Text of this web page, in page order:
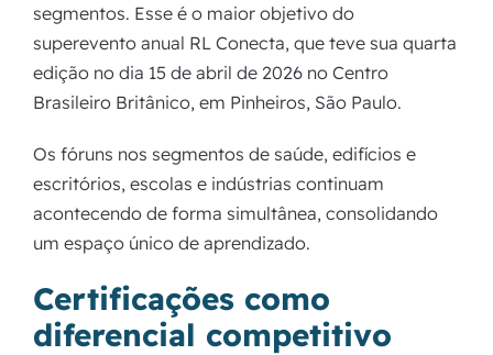
segmentos. Esse é o maior objetivo do
superevento anual RL Conecta, que teve sua quarta
edição no dia 15 de abril de 2026 no Centro
Brasileiro Britânico, em Pinheiros, São Paulo.
Os fóruns nos segmentos de saúde, edifícios e
escritórios, escolas e indústrias continuam
acontecendo de forma simultânea, consolidando
um espaço único de aprendizado.
Certificações como
diferencial competitivo